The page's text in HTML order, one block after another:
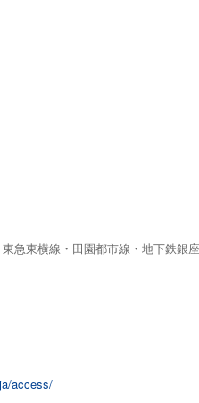
急東横線・田園都市線・地下鉄銀
access/